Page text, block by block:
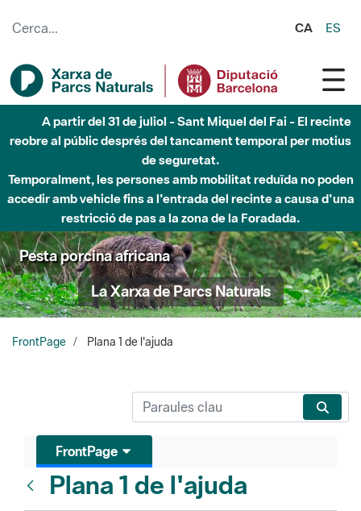
CA ES
A partir del 31 de juliol - Sant Miquel del Fai - El recinte
reobre al públic després del tancament temporal per motius
de seguretat.
Temporalment, les persones amb mobilitat reduïda no poden
accedir amb vehicle fins a l'entrada del recinte a causa d'una
restricció de pas a la zona de la Foradada.
Pesta porcina africana
La Xarxa de Parcs Naturals
FrontPage Plana 1 de l'ajuda
FrontPage
Plana 1 de l'ajuda